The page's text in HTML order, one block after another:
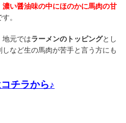
濃い醤油味の中にほのかに馬肉の甘
す。
地元ではラーメンのトッピングとし
など生の馬肉が苦手と言う方にも
チラから♪